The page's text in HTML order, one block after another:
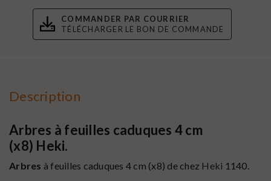
COMMANDER PAR COURRIER
TÉLÉCHARGER LE BON DE COMMANDE
Description
Arbres à feuilles caduques 4 cm
(x8) Heki.
Arbres à feuilles caduques 4 cm (x8) de chez Heki 1140.